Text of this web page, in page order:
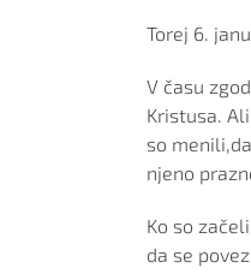
Torej 6.
V času
Kristusa.
so
njeno
Ko so
da se